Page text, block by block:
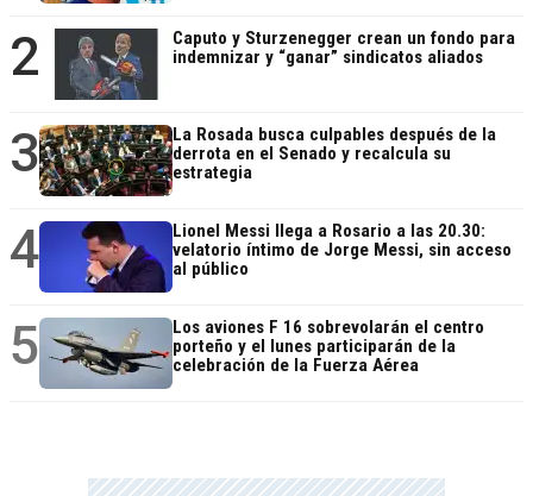
2
Caputo y Sturzenegger crean un fondo para
indemnizar y “ganar” sindicatos aliados
3
La Rosada busca culpables después de la
derrota en el Senado y recalcula su
estrategia
4
Lionel Messi llega a Rosario a las 20.30:
velatorio íntimo de Jorge Messi, sin acceso
al público
5
Los aviones F 16 sobrevolarán el centro
porteño y el lunes participarán de la
celebración de la Fuerza Aérea